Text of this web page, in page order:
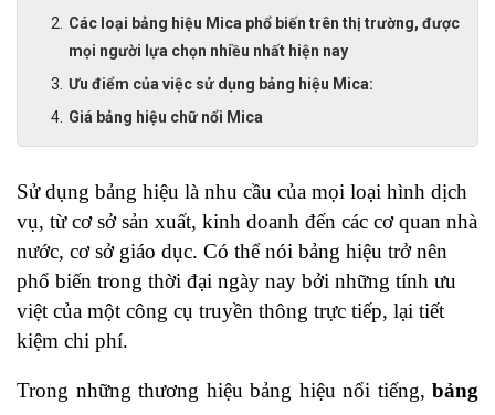
Các loại bảng hiệu Mica phổ biến trên thị trường, được
mọi người lựa chọn nhiều nhất hiện nay
Ưu điểm của việc sử dụng bảng hiệu Mica:
Giá bảng hiệu chữ nổi Mica
Sử dụng bảng hiệu là nhu cầu của mọi loại hình dịch
vụ, từ cơ sở sản xuất, kinh doanh đến các cơ quan nhà
nước, cơ sở giáo dục. Có thể nói bảng hiệu trở nên
phổ biến trong thời đại ngày nay bởi những tính ưu
việt của một công cụ truyền thông trực tiếp, lại tiết
kiệm chi phí.
Trong những thương hiệu bảng hiệu nổi tiếng, bảng